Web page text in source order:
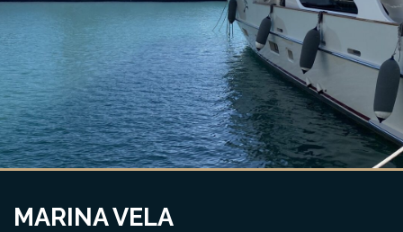
MARINA VELA